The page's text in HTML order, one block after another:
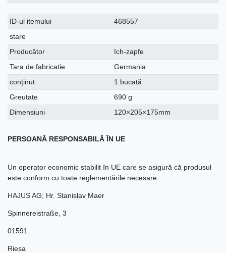
Ceres::Template.singleItemTechnicalDataAttribute
Ceres::Template.singleItemTechnicalDataValue
ID-ul itemului
468557
stare
Producător
Ich-zapfe
Tara de fabricatie
Germania
conţinut
1 bucată
Greutate
690 g
Dimensiuni
120×205×175mm
PERSOANĂ RESPONSABILĂ ÎN UE
Un operator economic stabilit în UE care se asigură că produsul
este conform cu toate reglementările necesare.
HAJUS AG; Hr. Stanislav Maer
Spinnereistraße 3
01591
Riesa